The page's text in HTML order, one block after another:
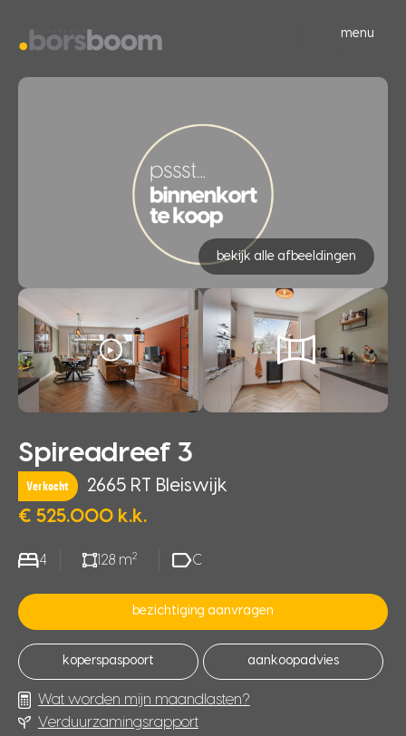
menu
bekijk alle afbeeldingen
Spireadreef 3
Verkocht
2665 RT Bleiswijk
€ 525.000 k.k.
4 128 m2 C
bezichtiging aanvragen
koperspaspoort aankoopadvies
Wat worden mijn maandlasten?
Verduurzamingsrapport